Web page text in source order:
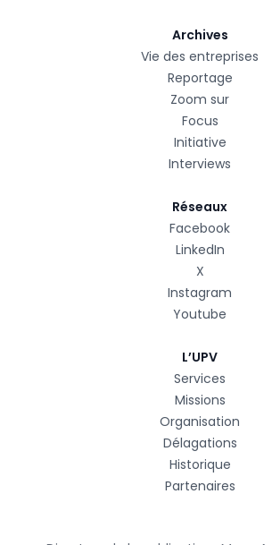
Archives
Vie des entreprises
Reportage
Zoom sur
Focus
Initiative
Interviews
Réseaux
Facebook
LinkedIn
X
Instagram
Youtube
L’UPV
Services
Missions
Organisation
Délagations
Historique
Partenaires